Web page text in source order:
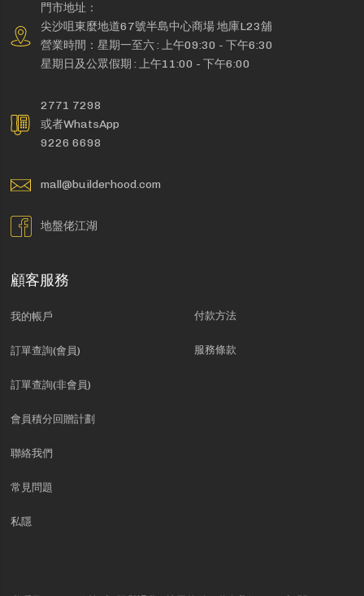
門市地址：
尖沙咀東麼地道67號半島中心商場 地庫L23舖
營業時間：星期一至六 : 上午09:30 - 下午6:30
星期日及公眾假期 : 上午11:00 - 下午6:00
2771 7298
或者WhatsApp
9226 6698
mall@builderhood.com
地盤佬江湖
顧客服務
我的帳戶
訂單查詢(會員)
訂單查詢(非會員)
會員積分回贈計劃
聯絡我們
常見問題
私隱
付款方法
服務條款